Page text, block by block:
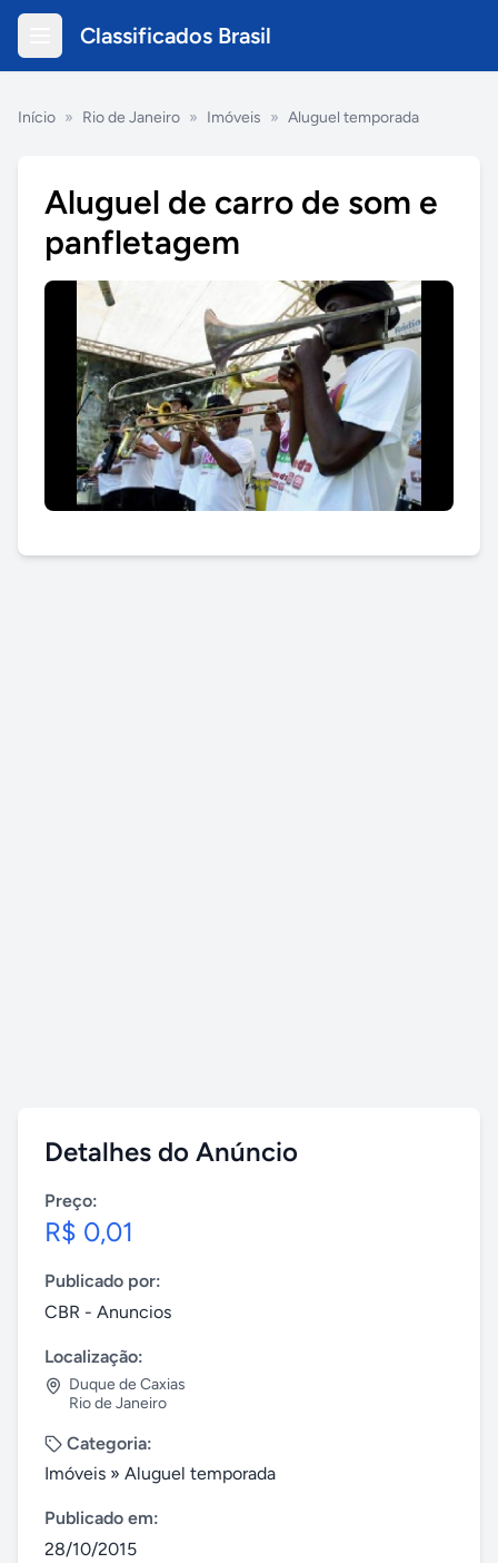
Classificados Brasil
Início » Rio de Janeiro » Imóveis » Aluguel temporada
Aluguel de carro de som e
panfletagem
Detalhes do Anúncio
Preço:
R$ 0,01
Publicado por:
CBR - Anuncios
Localização:
Duque de Caxias
Rio de Janeiro
Categoria:
Imóveis » Aluguel temporada
Publicado em:
28/10/2015